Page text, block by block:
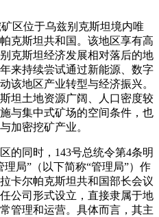
区位于乌兹别克斯坦境内唯
克斯坦共和国。该地区享有高
克斯坦经济发展相对落后的地
来持续尝试通过新能源、数字
该地区产业转型与经济振兴。
坦土地资源广阔、人口密度较
与集中式矿场的空间条件，也
加密挖矿产业。
的同时，143号总统令第4条明
局”（以下简称“管理局”）作
卡尔帕克斯坦共和国部长会议
公司形式设立，直接隶属于地
管理和运营。具体而言，其主